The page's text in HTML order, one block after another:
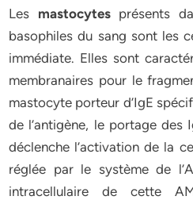
Les mastocytesprésents
basophiles du sang sont les
immédiate. Elles sont
membranaires pour le
mastocyte porteur d’IgE
de l’antigène, le portage des
déclenche l’activation de la
réglée par le système de
intracellulaire de cette